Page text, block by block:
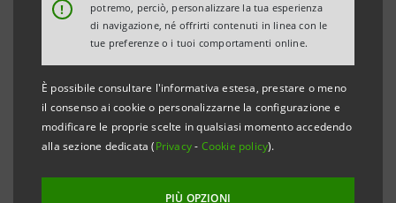
!
potremo, perciò, personalizzare la tua esperienza
di navigazione, né offrirti contenuti in linea con le
tue preferenze o i tuoi comportamenti online.
È possibile consultare l'informativa estesa, prestare o meno
il consenso ai cookie o personalizzarne la configurazione e
modificare le proprie scelte in qualsiasi momento accedendo
alla sezione dedicata (Privacy- Cookie policy).
PIÙ OPZIONI
Federation) #CyberScams.
Scopo della campagna è quello di aumentare la
consapevolezza, riconoscere i comportamenti a
rischio e fornire risorse utili alla protezione dei dati
online.
dell'ordine di tutti i 28 Stati membri dell'UE e di 5 Stati